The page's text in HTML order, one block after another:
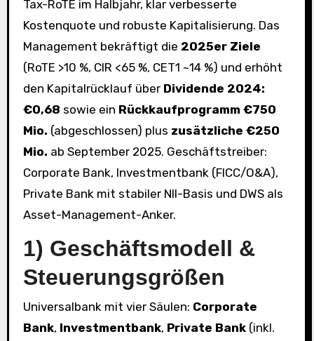
Tax-RoTE im Halbjahr, klar verbesserte
Kostenquote und robuste Kapitalisierung. Das
Management bekräftigt die 2025er Ziele
(RoTE >10 %, CIR <65 %, CET1 ~14 %) und erhöht
den Kapitalrücklauf über Dividende 2024:
€0,68 sowie ein Rückkaufprogramm €750
Mio. (abgeschlossen) plus zusätzliche €250
Mio. ab September 2025. Geschäftstreiber:
Corporate Bank, Investmentbank (FICC/O&A),
Private Bank mit stabiler NII-Basis und DWS als
Asset-Management-Anker.
1) Geschäftsmodell &
Steuerungsgrößen
Universalbank mit vier Säulen: Corporate
Bank, Investmentbank, Private Bank(inkl.